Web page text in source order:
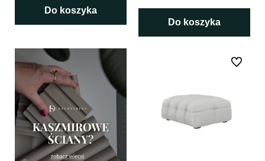
Do koszyka
Do koszyka
Do